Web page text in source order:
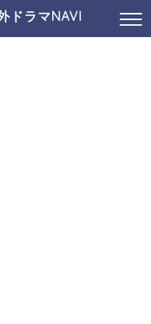
ドラマNAVI